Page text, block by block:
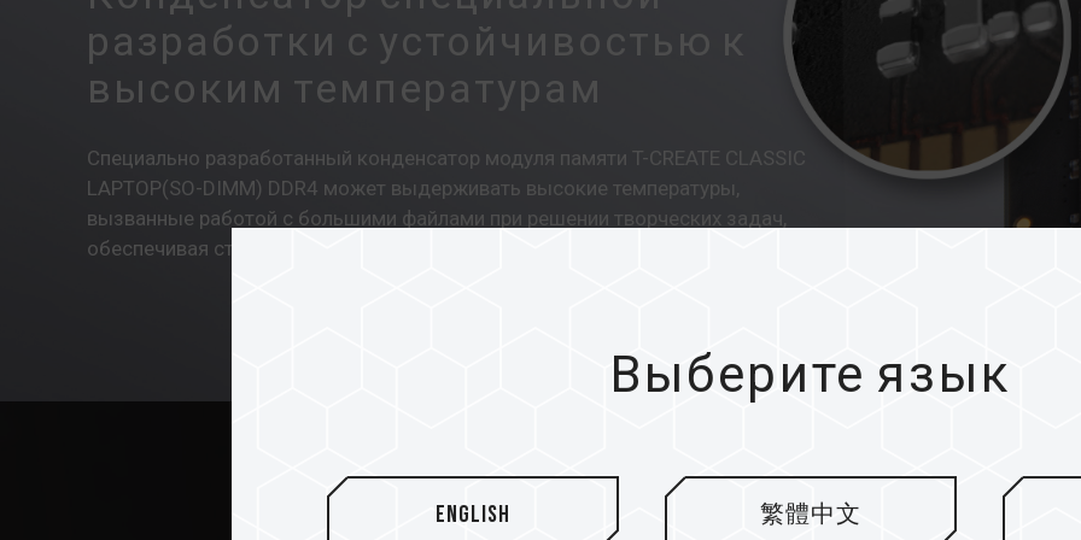
разработки с устойчивостью к
высоким температурам
Специально разработанный конденсатор модуля памяти T-CREATE CLASSIC
LAPTOP(SO-DIMM) DDR4 может выдерживать высокие температуры,
вызванные работой с большими файлами при решении творческих задач,
обеспечивая стабильное выходное напряжение.
Выберите язык
English 繁體中文